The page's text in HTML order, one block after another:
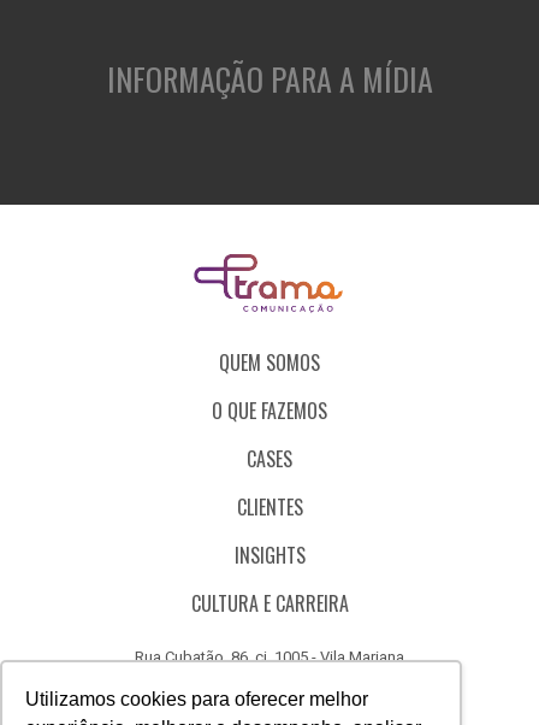
Utilizamos cookies para oferecer melhor
INFORMAÇÃO PARA A MÍDIA
QUEM SOMOS
O QUE FAZEMOS
CASES
CLIENTES
INSIGHTS
CULTURA E CARREIRA
Rua Cubatão, 86, cj. 1005 - Vila Mariana